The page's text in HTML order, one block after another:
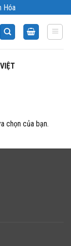
Hóa
chọn của bạn.